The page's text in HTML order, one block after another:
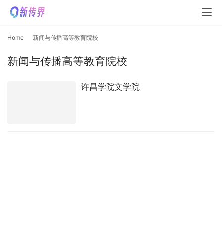
Home 新闻与传播高等教育院校
新闻与传播高等教育院校
许昌学院文学院